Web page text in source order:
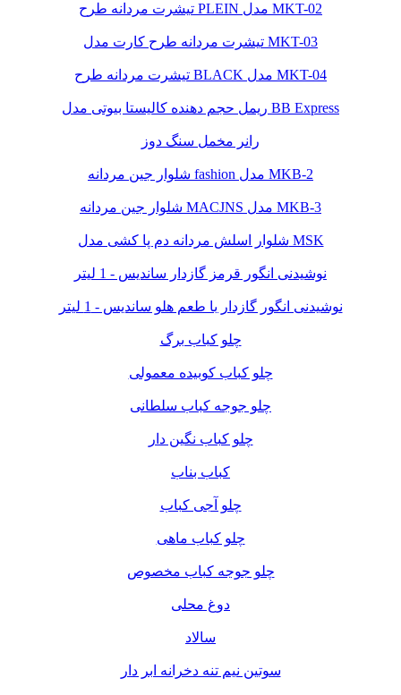
تیشرت مردانه طرح PLEIN مدل MKT-02
تیشرت مردانه طرح کارت مدل MKT-03
تیشرت مردانه طرح BLACK مدل MKT-04
ریمل حجم دهنده کالیستا بیوتی مدل BB Express
رانر مخمل سنگ دوز
شلوار جین مردانه fashion مدل MKB-2
شلوار جین مردانه MACJNS مدل MKB-3
شلوار اسلش مردانه دم پا کشی مدل MSK
نوشیدنی انگور قرمز گازدار ساندیس - 1 لیتر
نوشیدنی انگور گازدار با طعم هلو ساندیس - 1 لیتر
چلو کباب برگ
چلو کباب کوبیده معمولی
چلو جوجه کباب سلطانی
چلو کباب نگین دار
کباب بناب
چلو آجی کباب
چلو کباب ماهی
چلو جوجه کباب مخصوص
دوغ محلی
سالاد
سوتین نیم تنه دخرانه ابر دار